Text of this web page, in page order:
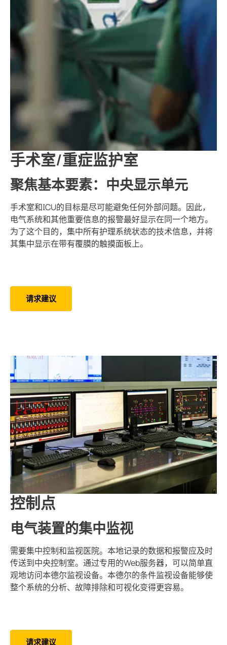
手术室/重症监护室
聚焦基本要素：中央显示单元
手术室和ICU的目标是尽可能避免任何外部问题。因此，
电气系统和其他重要信息的报警最好显示在同一个地方。
为了这个目的，集中所有护理系统状态的技术信息，并将
其集中显示在带有覆膜的触摸面板上。
请求建议
控制点
电气装置的集中监视
需要集中控制和监视医院。本地记录的数据和报警应及时
传送到中央控制室。通过专用的Web服务器，可以简单直
观地访问本德尔监视设备。本德尔的条件监视设备能够使
整个系统的分析、故障排除和可视化变得更容易。
请求建议